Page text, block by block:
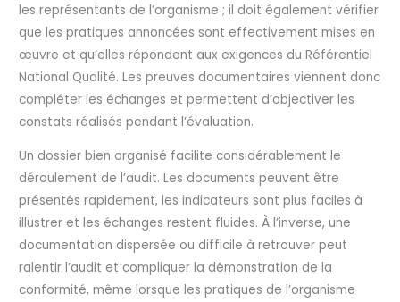
les représentants de l’organisme ; il doit également vérifier
que les pratiques annoncées sont effectivement mises en
œuvre et qu’elles répondent aux exigences du Référentiel
National Qualité. Les preuves documentaires viennent donc
compléter les échanges et permettent d’objectiver les
constats réalisés pendant l’évaluation.
Un dossier bien organisé facilite considérablement le
déroulement de l’audit. Les documents peuvent être
présentés rapidement, les indicateurs sont plus faciles à
illustrer et les échanges restent fluides. À l’inverse, une
documentation dispersée ou difficile à retrouver peut
ralentir l’audit et compliquer la démonstration de la
conformité, même lorsque les pratiques de l’organisme